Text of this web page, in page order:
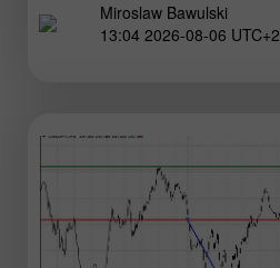
Miroslaw Bawulski
13:04 2026-08-06 UTC+2